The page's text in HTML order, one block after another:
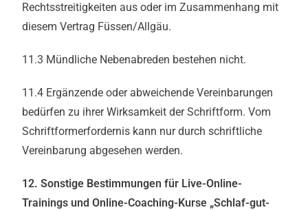
Rechtsstreitigkeiten aus oder im Zusammenhang mit
diesem Vertrag Füssen/Allgäu.
11.3 Mündliche Nebenabreden bestehen nicht.
11.4 Ergänzende oder abweichende Vereinbarungen
bedürfen zu ihrer Wirksamkeit der Schriftform. Vom
Schriftformerfordernis kann nur durch schriftliche
Vereinbarung abgesehen werden.
12. Sonstige Bestimmungen für Live-Online-
Trainings und Online-Coaching-Kurse „Schlaf-gut-